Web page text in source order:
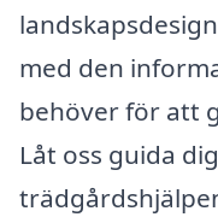
med den
behöver för att
Låt oss guida